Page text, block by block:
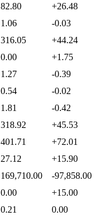
82.80
+26.48
1.06
-0.03
316.05
+44.24
0.00
+1.75
1.27
-0.39
0.54
-0.02
1.81
-0.42
318.92
+45.53
401.71
+72.01
27.12
+15.90
169,710.00
-97,858.00
0.00
+15.00
0.21
0.00